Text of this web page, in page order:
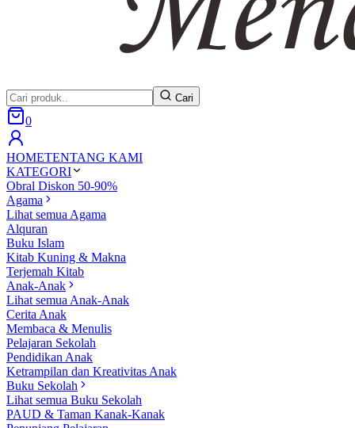
Cari
0
HOMETENTANG KAMI
KATEGORI
Obral Diskon 50-90%
Agama
Lihat semua Agama
Alquran
Buku Islam
Kitab Kuning & Makna
Terjemah Kitab
Anak-Anak
Lihat semua Anak-Anak
Cerita Anak
Membaca & Menulis
Pelajaran Sekolah
Pendidikan Anak
Ketrampilan dan Kreativitas Anak
Buku Sekolah
Lihat semua Buku Sekolah
PAUD & Taman Kanak-Kanak